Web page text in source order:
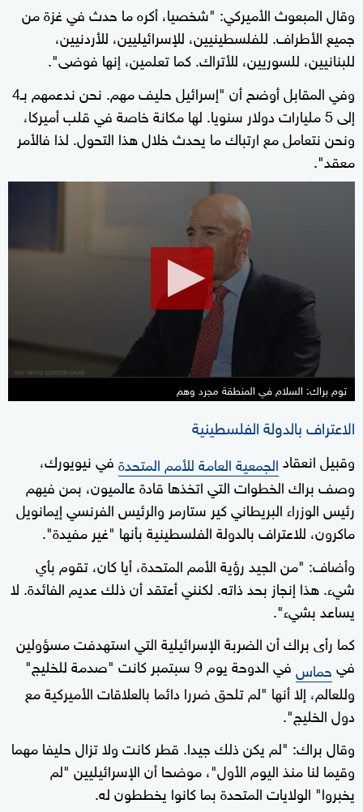
وقال المبعوث الأميركي: "شخصيا، أكره ما حدث في غزة من
جميع الأطراف. للفلسطينيين، للإسرائيليين، للأردنيين،
للبنانيين، للسوريين، للأتراك. كما تعلمين، إنها فوضى".
وفي المقابل أوضح أن "إسرائيل حليف مهم. نحن ندعمهم بـ4
إلى 5 مليارات دولار سنويا. لها مكانة خاصة في قلب أميركا،
ونحن نتعامل مع ارتباك ما يحدث خلال هذا التحول. لذا فالأمر
معقد".
45
توم براك: السلام في المنطقة مجرد وهم
الاعتراف بالدولة الفلسطينية
وقبيل انعقادالجمعية العامة للأمم المتحدةفي نيويورك،
وصف براك الخطوات التي اتخذها قادة عالميون، بمن فيهم
رئيس الوزراء البريطاني كير ستارمر والرئيس الفرنسي إيمانويل
ماكرون، للاعتراف بالدولة الفلسطينية بأنها "غير مفيدة".
وأضاف: "من الجيد رؤية الأمم المتحدة، أيا كان، تقوم بأي
شيء. هذا إنجاز بحد ذاته. لكنني أعتقد أن ذلك عديم الفائدة. لا
يساعد بشيء".
كما رأى براك أن الضربة الإسرائيلية التي استهدفت مسؤولين
فيحماس
في الدوحة يوم 9 سبتمبر كانت "صدمة للخليج"
وللعالم، إلا أنها "لم تلحق ضررا دائما بالعلاقات الأميركية مع
دول الخليج".
وقال براك: "لم يكن ذلك جيدا. قطر كانت ولا تزال حليفا مهما
وقيما لنا منذ اليوم الأول"، موضحا أن الإسرائيليين "لم
يخبروا" الولايات المتحدة بما كانوا يخططون له.